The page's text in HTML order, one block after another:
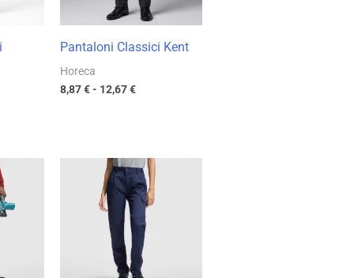
Pantaloni Classici Kent
Horeca
8,87€- 12,67€
€
€
Fascia
di
prezzo:
da
11,75 €
a
16,79 €